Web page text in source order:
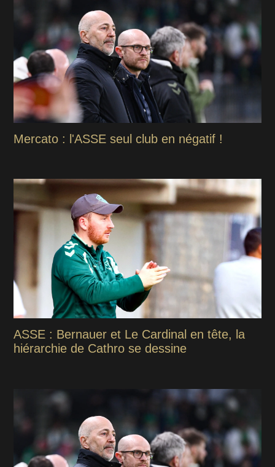
Mercato : l'ASSE seul club en négatif !
ASSE : Bernauer et Le Cardinal en tête, la
hiérarchie de Cathro se dessine